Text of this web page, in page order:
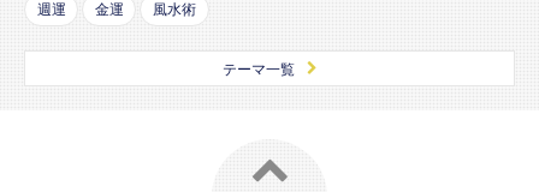
週運 金運 風水術
テーマ一覧